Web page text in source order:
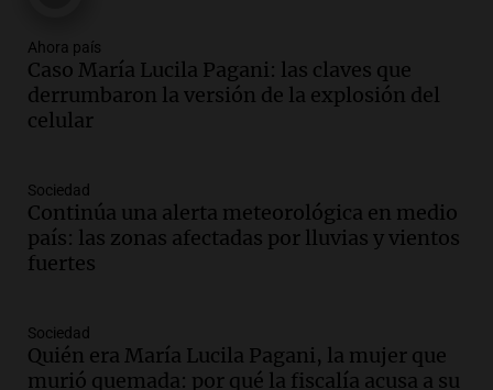
en suspenso a hombre por simular robo
de recaudación en San Luis
Panorama Federal
Episodios
ayuda por problemas de fertilidad y la
ostentación de millonarios
Amamos Argentina
Episodios
avanza con testimonios clave sobre el
accidente en Villa Dolores
Panorama Federal
Ahora país
Caso María Lucila Pagani: las claves que
derrumbaron la versión de la explosión del
celular
Sociedad
Continúa una alerta meteorológica en medio
país: las zonas afectadas por lluvias y vientos
fuertes
Sociedad
Quién era María Lucila Pagani, la mujer que
murió quemada: por qué la fiscalía acusa a su